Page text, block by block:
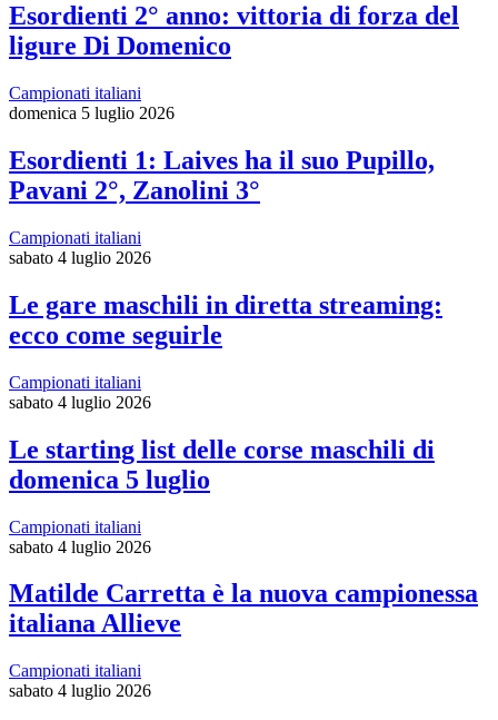
Esordienti 2° anno: vittoria di forza del
ligure Di Domenico
Campionati italiani
domenica 5 luglio 2026
Esordienti 1: Laives ha il suo Pupillo,
Pavani 2°, Zanolini 3°
Campionati italiani
sabato 4 luglio 2026
Le gare maschili in diretta streaming:
ecco come seguirle
Campionati italiani
sabato 4 luglio 2026
Le starting list delle corse maschili di
domenica 5 luglio
Campionati italiani
sabato 4 luglio 2026
Matilde Carretta è la nuova campionessa
italiana Allieve
Campionati italiani
sabato 4 luglio 2026